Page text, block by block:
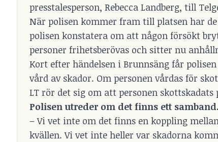
presstalesperson, Rebecca Landberg, till
När polisen kommer fram till platsen har
polisen konstatera om att någon försökt
personer frihetsberövas och sitter nu
Kort efter händelsen i Brunnsäng får
vård av skador. Om personen vårdas för
LT rör det sig om att personen
Polisen utreder om det finns ett samband.
– Vi vet inte om det finns en koppling
kvällen. Vi vet inte heller var skadorna